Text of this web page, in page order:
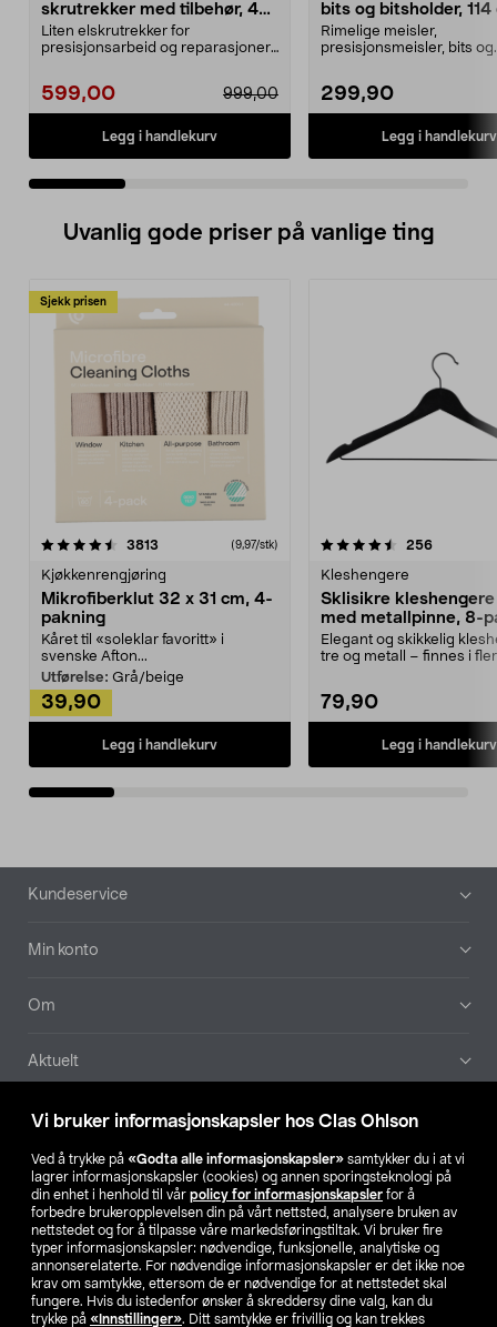
Vi bruker informasjonskapsler hos Clas Ohlson
Ved å trykke på «Godta alle informasjonskapsler» samtykker du i at vi
lagrer informasjonskapsler (cookies) og annen sporingsteknologi på
din enhet i henhold til vår policy for informasjonskapsler for å
forbedre brukeropplevelsen din på vårt nettsted, analysere bruken av
nettstedet og for å tilpasse våre markedsføringstiltak. Vi bruker fire
typer informasjonskapsler: nødvendige, funksjonelle, analytiske og
annonserelaterte. For nødvendige informasjonskapsler er det ikke noe
krav om samtykke, ettersom de er nødvendige for at nettstedet skal
fungere. Hvis du istedenfor ønsker å skreddersy dine valg, kan du
trykke på «Innstillinger». Ditt samtykke er frivillig og kan trekkes
skrutrekker med tilbehør, 48
deler
Liten elskrutrekker for
presisjonsarbeid og reparasjoner.
599,00 999,00
Legg i handlekurv
bits og bitsholder, 114
Rimelige meisler,
presisjonsmeisler, bits og
299,90
Legg i handlekurv
Uvanlig gode priser på vanlige ting
Sjekk prisen
3813 anmeldelser(9,97/stk)
Kjøkkenrengjøring
Mikrofiberklut 32 x 31 cm, 4-
pakning
Kåret til «soleklar favoritt» i
svenske Afton...
Utførelse: Grå/beige
39,90
Legg i handlekurv
4.5av 5 stjerner 256
Kleshengere
Sklisikre
med metallpinne, 8-
Elegant og skikkelig
tre og metall – finnes i
79,90
Legg i handlekurv
4.5av 5 stjerner
Bunntekst
Kundeservice
Min konto
Om
Aktuelt
Våre selskaper
Finn din butikk
SE NO FI